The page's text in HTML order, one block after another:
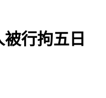
行拘五日